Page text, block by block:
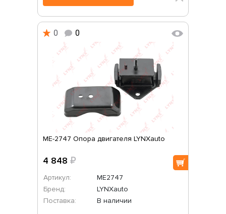
0 0
ME-2747 Опора двигателя LYNXauto
4 848 ₽
Артикул:
ME2747
Бренд:
LYNXauto
Поставка:
В наличии